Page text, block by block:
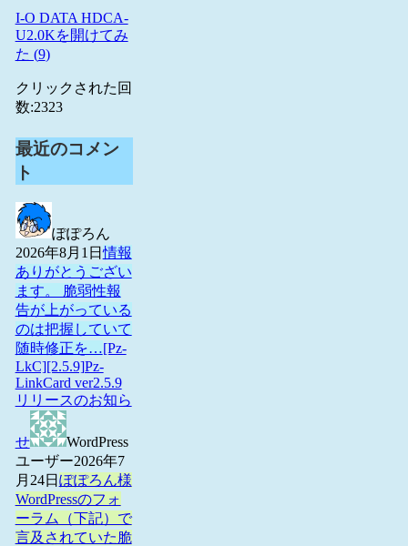
I-O DATA HDCA-
U2.0Kを開けてみ
た (9)
クリックされた回
数:2323
最近のコメン
ト
ぽぽろん
2026年8月1日情報
ありがとうござい
ます。 脆弱性報
告が上がっている
のは把握していて
随時修正を…[Pz-
LkC][2.5.9]Pz-
LinkCard ver2.5.9
リリースのお知ら
せ
WordPress
ユーザー2026年7
月24日 ぽぽろん様
WordPressのフォ
ーラム（下記）で
言及されていた脆